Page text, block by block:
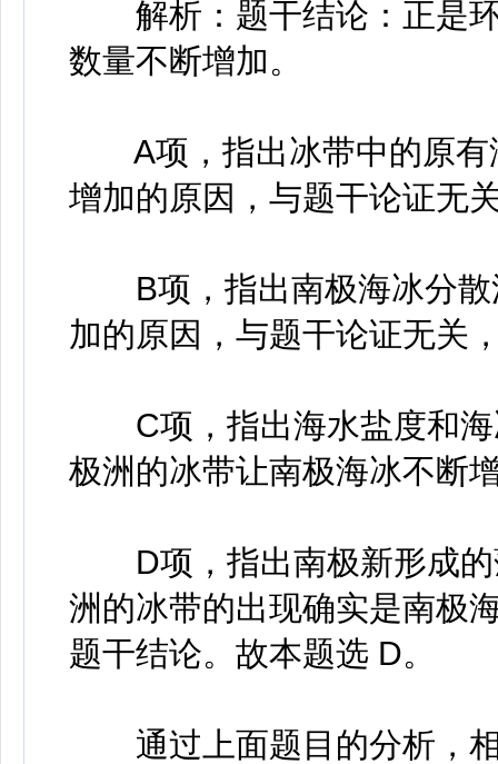
解析：题干结论：正是环
数量不断增加。
A项，指出冰带中的原有
增加的原因，与题干论证无
B项，指出南极海冰分散
加的原因，与题干论证无关
C项，指出海水盐度和海
极洲的冰带让南极海冰不断
D项，指出南极新形成的
洲的冰带的出现确实是南极
题干结论。故本题选 D。
通过上面题目的分析，相